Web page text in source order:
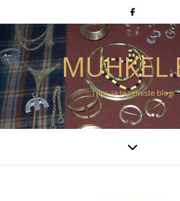
Tripi- ja tegemiste blogi